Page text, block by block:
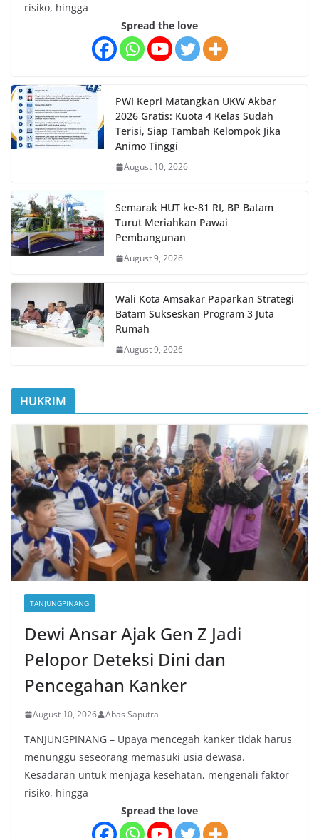
risiko, hingga
Spread the love
PWI Kepri Matangkan UKW Akbar
2026 Gratis: Kuota 4 Kelas Sudah
Terisi, Siap Tambah Kelompok Jika
Animo Tinggi
August 10, 2026
Semarak HUT ke-81 RI, BP Batam
Turut Meriahkan Pawai
Pembangunan
August 9, 2026
Wali Kota Amsakar Paparkan Strategi
Batam Sukseskan Program 3 Juta
Rumah
August 9, 2026
HUKRIM
TANJUNGPINANG
Dewi Ansar Ajak Gen Z Jadi
Pelopor Deteksi Dini dan
Pencegahan Kanker
August 10, 2026 Abas Saputra
TANJUNGPINANG – Upaya mencegah kanker tidak harus
menunggu seseorang memasuki usia dewasa.
Kesadaran untuk menjaga kesehatan, mengenali faktor
risiko, hingga
Spread the love